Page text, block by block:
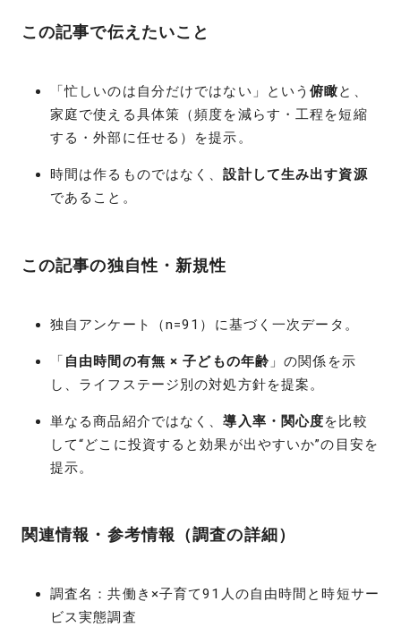
この記事で伝えたいこと
「忙しいのは自分だけではない」という俯瞰と、
家庭で使える具体策（頻度を減らす・工程を短縮
する・外部に任せる）を提示。
時間は作るものではなく、設計して生み出す資源
であること。
この記事の独自性・新規性
独自アンケート（n=91）に基づく一次データ。
「 自由時間の有無 × 子どもの年齢 」の関係を示
し、ライフステージ別の対処方針を提案。
単なる商品紹介ではなく、導入率・関心度を比較
して“どこに投資すると効果が出やすいか”の目安を
提示。
関連情報・参考情報（調査の詳細）
調査名：共働き×子育て91人の自由時間と時短サー
ビス実態調査